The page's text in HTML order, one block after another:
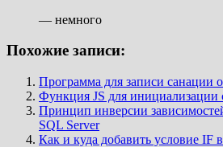
— немного
Похожие записи:
Программа для записи санации
Функция JS для инициализации
Принцип инверсии
SQL Server
Как и куда добавить условие IF